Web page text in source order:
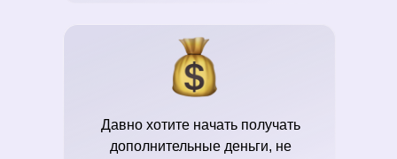
Давно хотите начать получать
дополнительные деньги, не